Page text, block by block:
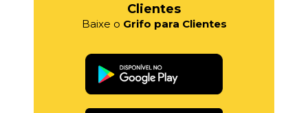
Clientes
Baixe o Grifo para Clientes